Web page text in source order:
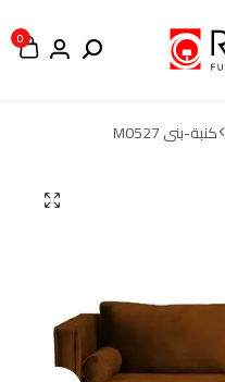
0
كنبة-بنى M0527